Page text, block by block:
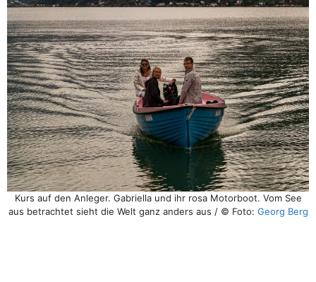
Kurs auf den Anleger. Gabriella und ihr rosa Motorboot. Vom See
aus betrachtet sieht die Welt ganz anders aus / © Foto: Georg Berg